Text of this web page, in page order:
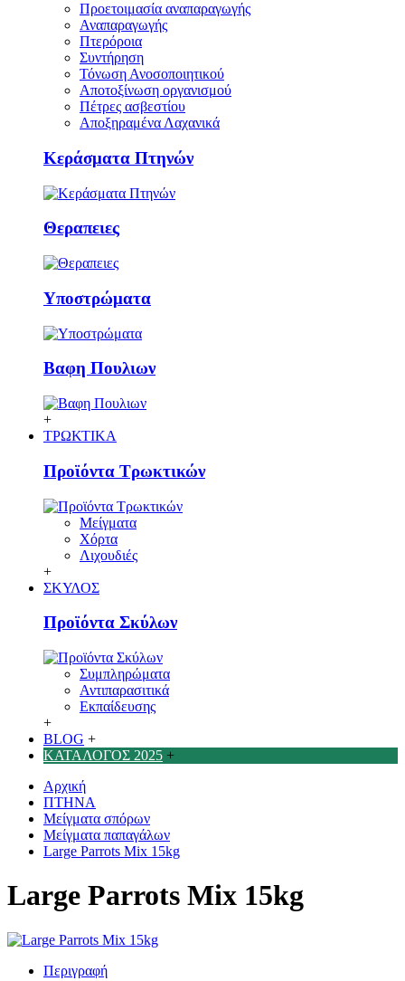
Προετοιμασία αναπαραγωγής
Αναπαραγωγής
Πτερόροια
Συντήρηση
Τόνωση Ανοσοποιητικού
Αποτοξίνωση οργανισμού
Πέτρες ασβεστίου
Αποξηραμένα Λαχανικά
Κεράσματα Πτηνών
Θεραπειες
Υποστρώματα
Βαφη Πουλιων
+
ΤΡΩΚΤΙΚΑ
Προϊόντα Τρωκτικών
Μείγματα
Χόρτα
Λιχουδιές
+
ΣΚΥΛΟΣ
Προϊόντα Σκύλων
Συμπληρώματα
Αντιπαρασιτικά
Εκπαίδευσης
+
BLOG +
ΚΑΤΑΛΟΓΟΣ 2025 +
Αρχική
ΠΤΗΝΑ
Μείγματα σπόρων
Μείγματα παπαγάλων
Large Parrots Mix 15kg
Large Parrots Mix 15kg
Περιγραφή